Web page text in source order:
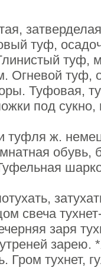
туф,
туф,
Огневой туф,
Туфовая,
под сукно,
туфля ж.
обувь,
свеча
заря
зарею.
Гром тухнет,